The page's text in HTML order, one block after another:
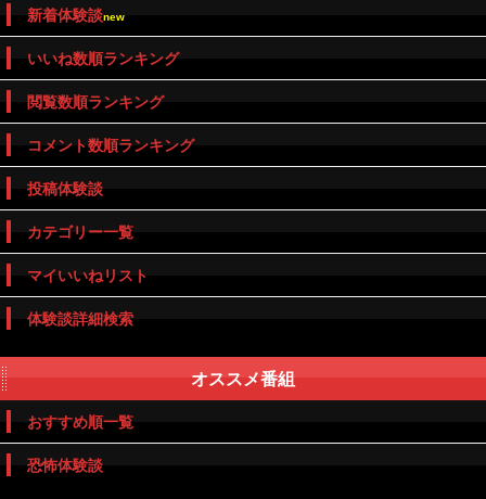
新着体験談new
いいね数順ランキング
閲覧数順ランキング
コメント数順ランキング
投稿体験談
カテゴリー一覧
マイいいねリスト
体験談詳細検索
オススメ番組
おすすめ順一覧
恐怖体験談